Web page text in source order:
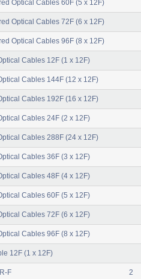
Optical Cables 60F (5 x 12F)
Optical Cables 72F (6 x 12F)
Optical Cables 96F (8 x 12F)
Cables 12F (1 x 12F)
Cables 144F (12 x 12F)
Cables 192F (16 x 12F)
Cables 24F (2 x 12F)
Cables 288F (24 x 12F)
Cables 36F (3 x 12F)
Cables 48F (4 x 12F)
Cables 60F (5 x 12F)
Cables 72F (6 x 12F)
Cables 96F (8 x 12F)
12F (1 x 12F)
F 2